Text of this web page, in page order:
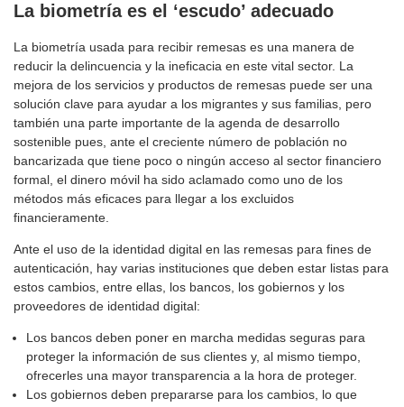
La biometría es el ‘escudo’ adecuado
La biometría usada para recibir remesas es una manera de
reducir la delincuencia y la ineficacia en este vital sector. La
mejora de los servicios y productos de remesas puede ser una
solución clave para ayudar a los migrantes y sus familias, pero
también una parte importante de la agenda de desarrollo
sostenible pues, ante el creciente número de población no
bancarizada que tiene poco o ningún acceso al sector financiero
formal, el dinero móvil ha sido aclamado como uno de los
métodos más eficaces para llegar a los excluidos
financieramente.
Ante el uso de la identidad digital en las remesas para fines de
autenticación, hay varias instituciones que deben estar listas para
estos cambios, entre ellas, los bancos, los gobiernos y los
proveedores de identidad digital:
Los bancos deben poner en marcha medidas seguras para
proteger la información de sus clientes y, al mismo tiempo,
ofrecerles una mayor transparencia a la hora de proteger.
Los gobiernos deben prepararse para los cambios, lo que